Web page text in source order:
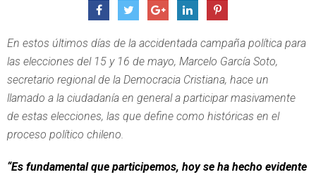
En estos últimos días de la accidentada campaña política para
las elecciones del 15 y 16 de mayo, Marcelo García Soto,
secretario regional de la Democracia Cristiana, hace un
llamado a la ciudadanía en general a participar masivamente
de estas elecciones, las que define como históricas en el
proceso político chileno.
“Es fundamental que participemos, hoy se ha hecho evidente